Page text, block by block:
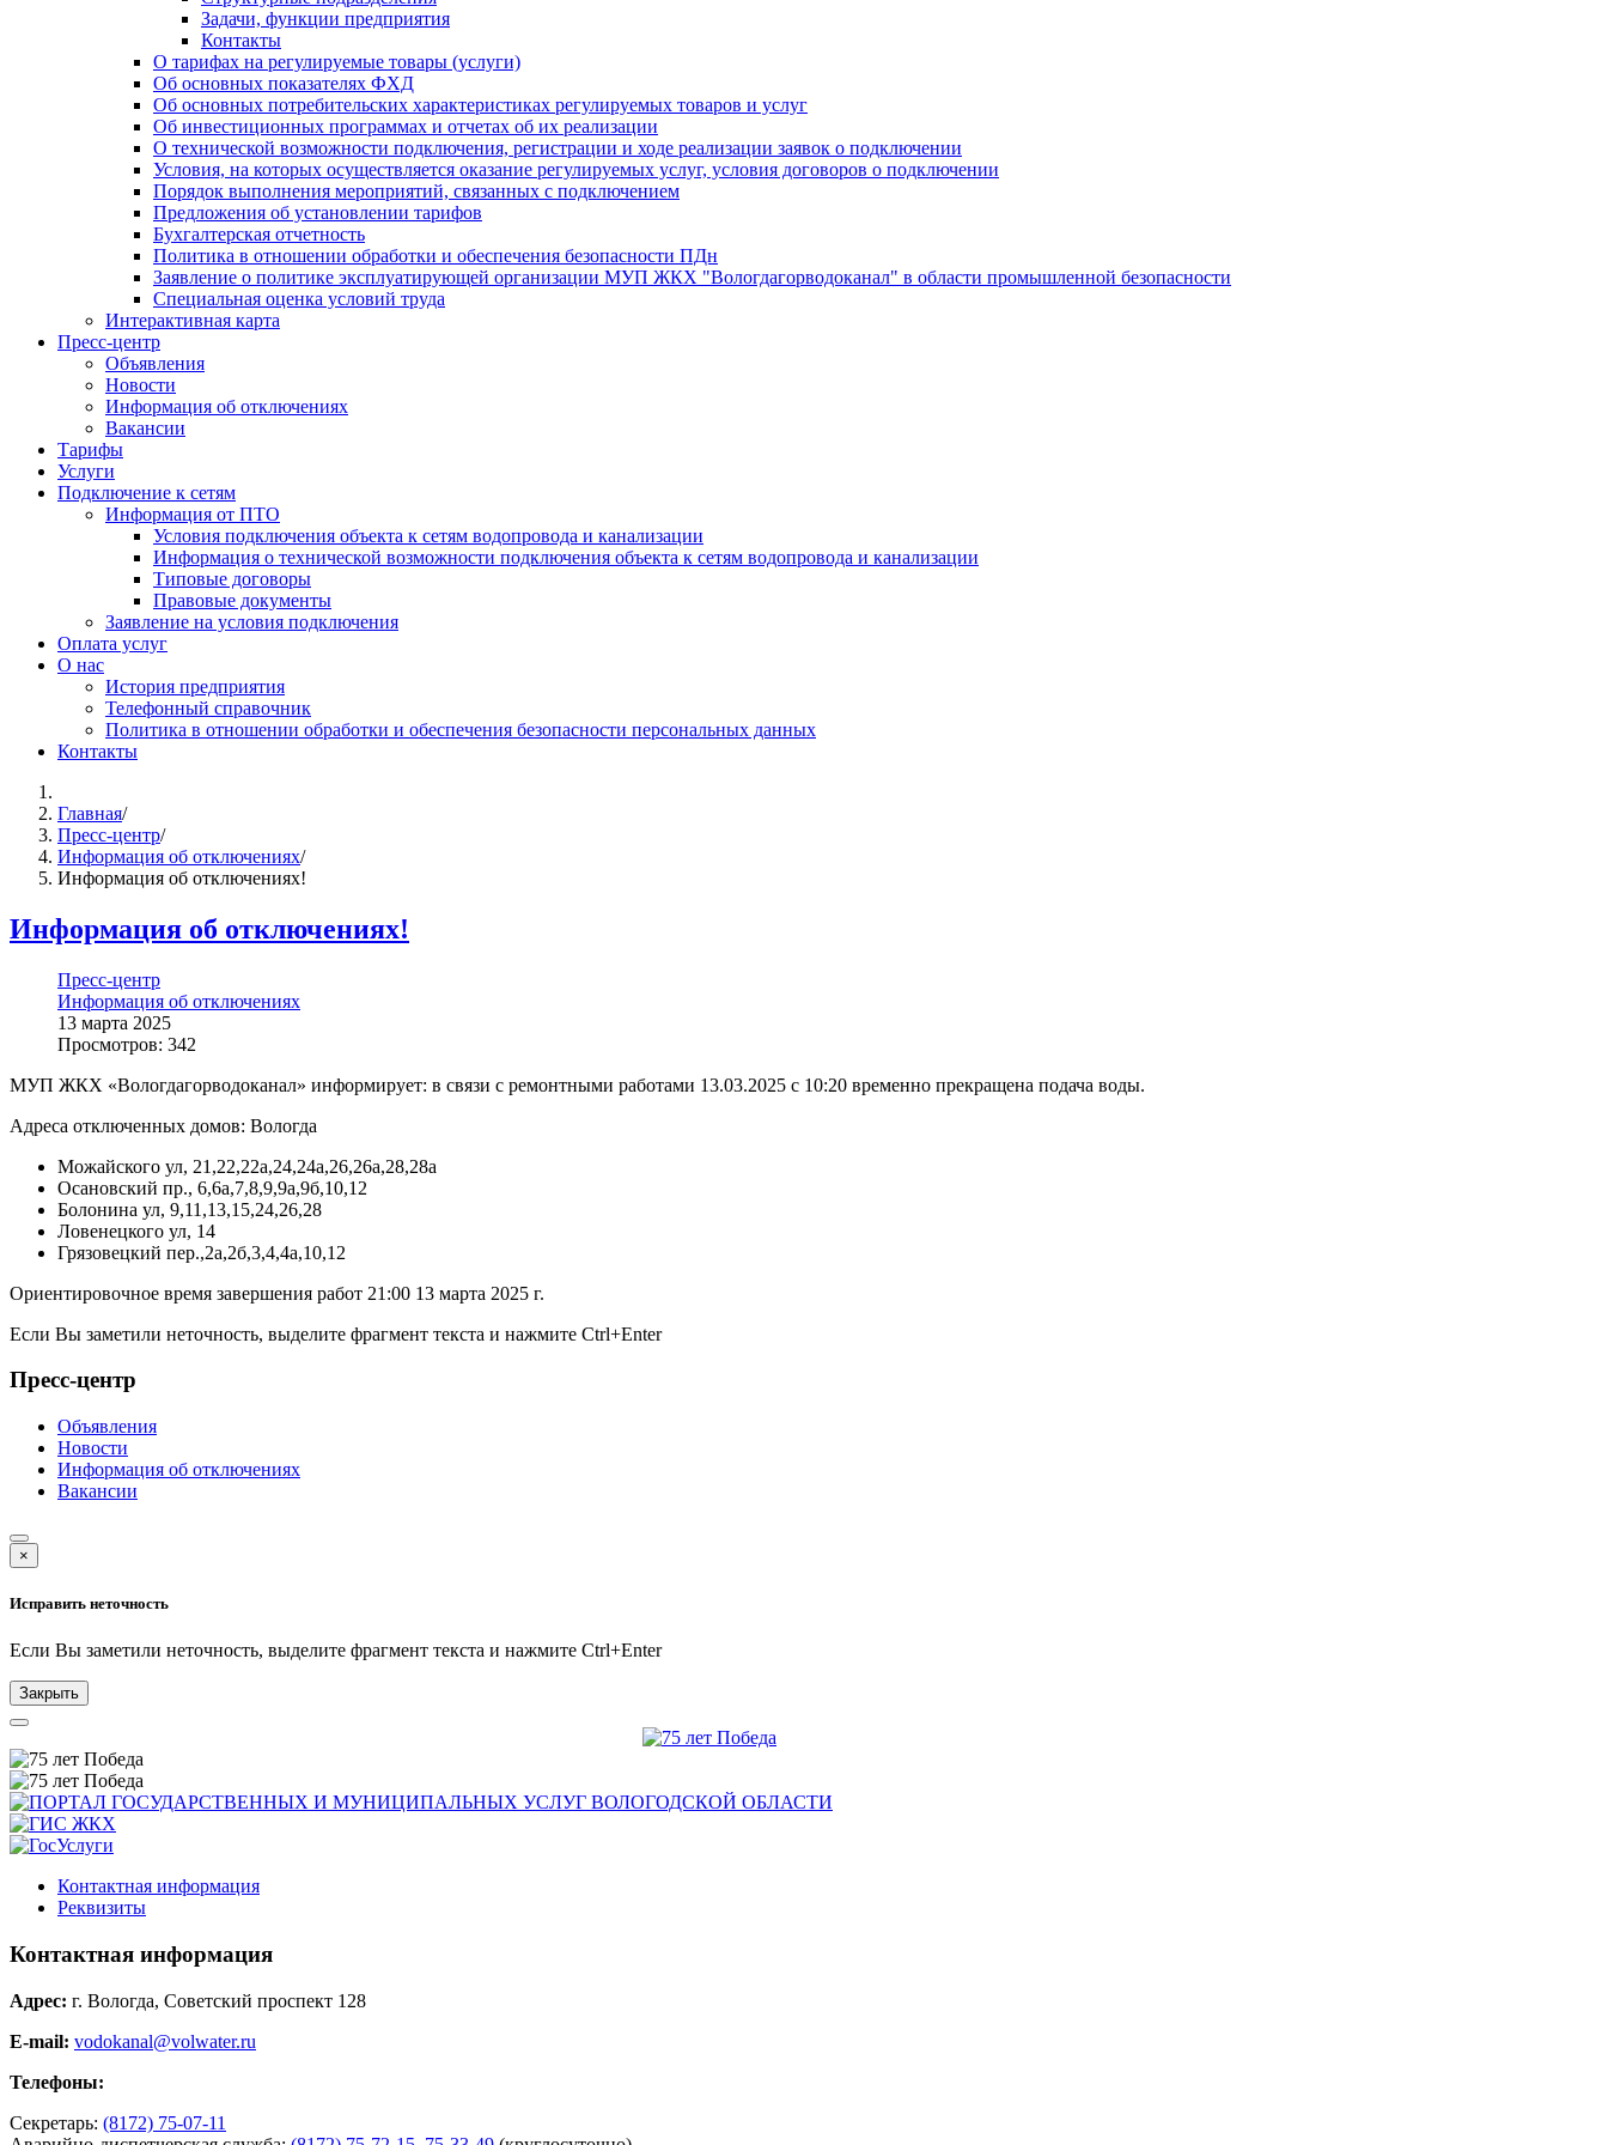
Задачи, функции предприятия
Контакты
О тарифах на регулируемые товары (услуги)
Об основных показателях ФХД
Об основных потребительских характеристиках регулируемых товаров и услуг
Об инвестиционных программах и отчетах об их реализации
О технической возможности подключения, регистрации и ходе реализации заявок о подключении
Условия, на которых осуществляется оказание регулируемых услуг, условия договоров о подключении
Порядок выполнения мероприятий, связанных с подключением
Предложения об установлении тарифов
Бухгалтерская отчетность
Политика в отношении обработки и обеспечения безопасности ПДн
Заявление о политике эксплуатирующей организации МУП ЖКХ "Вологдагорводоканал" в области промышленной безопасности
Специальная оценка условий труда
Интерактивная карта
Пресс-центр
Объявления
Новости
Информация об отключениях
Вакансии
Тарифы
Услуги
Подключение к сетям
Информация от ПТО
Условия подключения объекта к сетям водопровода и канализации
Информация о технической возможности подключения объекта к сетям водопровода и канализации
Типовые договоры
Правовые документы
Заявление на условия подключения
Оплата услуг
О нас
История предприятия
Телефонный справочник
Политика в отношении обработки и обеспечения безопасности персональных данных
Контакты
Главная/
Пресс-центр/
Информация об отключениях/
Информация об отключениях!
Информация об отключениях!
Пресс-центр
Информация об отключениях
13 марта 2025
Просмотров: 342
МУП ЖКХ «Вологдагорводоканал» информирует: в связи с ремонтными работами 13.03.2025 с 10:20 временно прекращена подача воды.
Адреса отключенных домов: Вологда
Можайского ул, 21,22,22а,24,24а,26,26а,28,28а
Осановский пр., 6,6а,7,8,9,9а,9б,10,12
Болонина ул, 9,11,13,15,24,26,28
Ловенецкого ул, 14
Грязовецкий пер.,2а,2б,3,4,4а,10,12
Ориентировочное время завершения работ 21:00 13 марта 2025 г.
Если Вы заметили неточность, выделите фрагмент текста и нажмите Ctrl+Enter
Пресс-центр
Объявления
Новости
Информация об отключениях
Вакансии
×
Исправить неточность
Если Вы заметили неточность, выделите фрагмент текста и нажмите Ctrl+Enter
Закрыть
Контактная информация
Реквизиты
Контактная информация
Адрес: г. Вологда, Советский проспект 128
E-mail: vodokanal@volwater.ru
Телефоны:
Секретарь: (8172) 75-07-11